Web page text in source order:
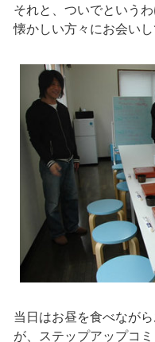
それと、ついでという
懐かしい方々にお会いし
当日はお昼を食べなが
が、ステップアップコ